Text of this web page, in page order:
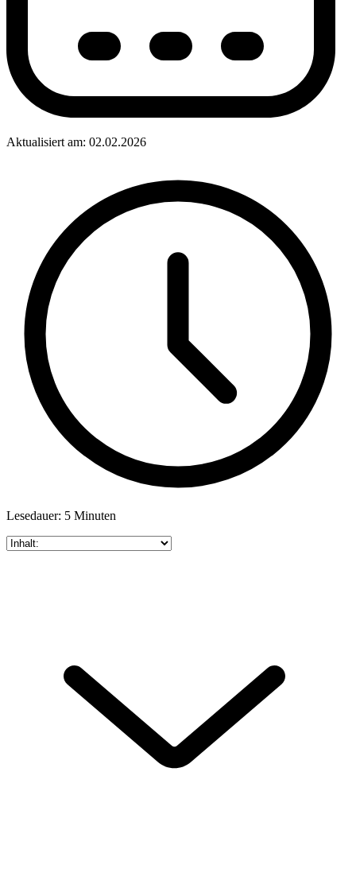
Aktualisiert am: 02.02.2026
Lesedauer: 5 Minuten